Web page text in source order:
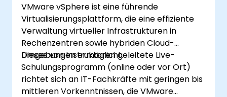
VMware vSphere ist eine führende
Virtualisierungsplattform, die eine effiziente
Verwaltung virtueller Infrastrukturen in
Rechenzentren sowie hybriden Cloud-
Umgebungen ermöglicht.
Dieses von Instruktoren geleitete Live-
Schulungsprogramm (online oder vor Ort)
richtet sich an IT-Fachkräfte mit geringen bis
mittleren Vorkenntnissen, die VMware